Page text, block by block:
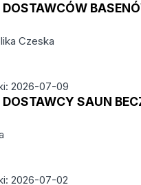
Czeska
2026-07-09
SAUN
2026-07-02